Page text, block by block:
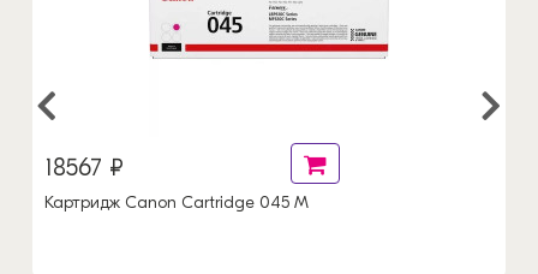
18567 ₽
Картридж Canon Cartridge 045 M